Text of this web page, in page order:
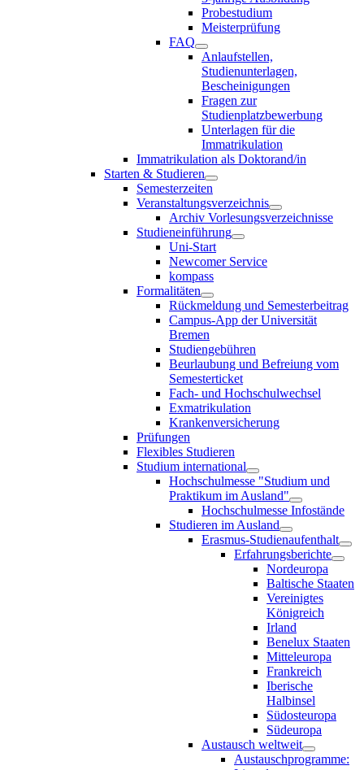
Probestudium
Meisterprüfung
FAQ
Anlaufstellen,
Studienunterlagen,
Bescheinigungen
Fragen zur
Studienplatzbewerbung
Unterlagen für die
Immatrikulation
Immatrikulation als Doktorand/in
Starten & Studieren
Semesterzeiten
Veranstaltungsverzeichnis
Archiv Vorlesungsverzeichnisse
Studieneinführung
Uni-Start
Newcomer Service
kompass
Formalitäten
Rückmeldung und Semesterbeitrag
Campus-App der Universität
Bremen
Studiengebühren
Beurlaubung und Befreiung vom
Semesterticket
Fach- und Hochschulwechsel
Exmatrikulation
Krankenversicherung
Prüfungen
Flexibles Studieren
Studium international
Hochschulmesse "Studium und
Praktikum im Ausland"
Hochschulmesse Infostände
Studieren im Ausland
Erasmus-Studienaufenthalt
Erfahrungsberichte
Nordeuropa
Baltische Staaten
Vereinigtes
Königreich
Irland
Benelux Staaten
Mitteleuropa
Frankreich
Iberische
Halbinsel
Südosteuropa
Südeuropa
Austausch weltweit
Austauschprogramme: